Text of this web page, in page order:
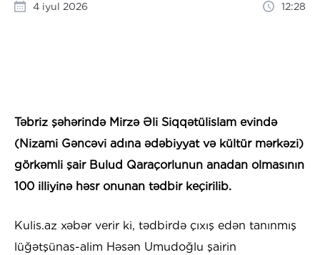
4 iyul 2026 12:28
Təbriz şəhərində Mirzə Əli Siqqətülislam evində
(Nizami Gəncəvi adına ədəbiyyat və kültür mərkəzi)
görkəmli şair Bulud Qaraçorlunun anadan olmasının
100 illiyinə həsr onunan tədbir keçirilib.
Kulis.az xəbər verir ki, tədbirdə çıxış edən tanınmış
lüğətşünas-alim Həsən Umudoğlu şairin